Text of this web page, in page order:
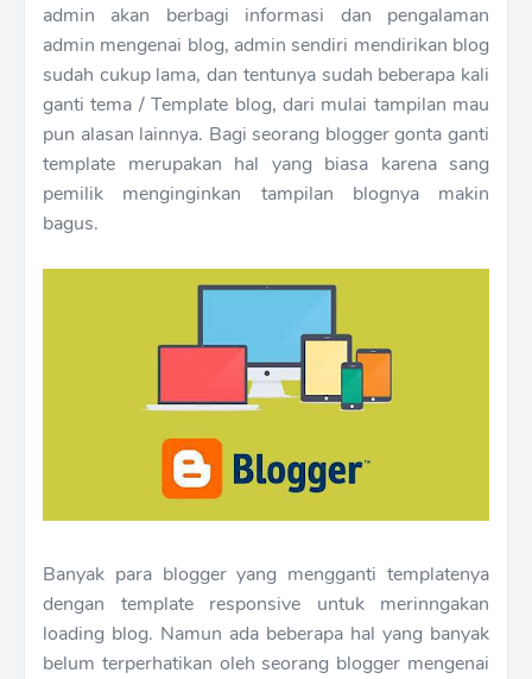
admin akan berbagi informasi dan pengalaman
admin mengenai blog, admin sendiri mendirikan blog
sudah cukup lama, dan tentunya sudah beberapa kali
ganti tema / Template blog, dari mulai tampilan mau
pun alasan lainnya. Bagi seorang blogger gonta ganti
template merupakan hal yang biasa karena sang
pemilik menginginkan tampilan blognya makin
bagus.
Banyak para blogger yang mengganti templatenya
dengan template responsive untuk merinngakan
loading blog. Namun ada beberapa hal yang banyak
belum terperhatikan oleh seorang blogger mengenai